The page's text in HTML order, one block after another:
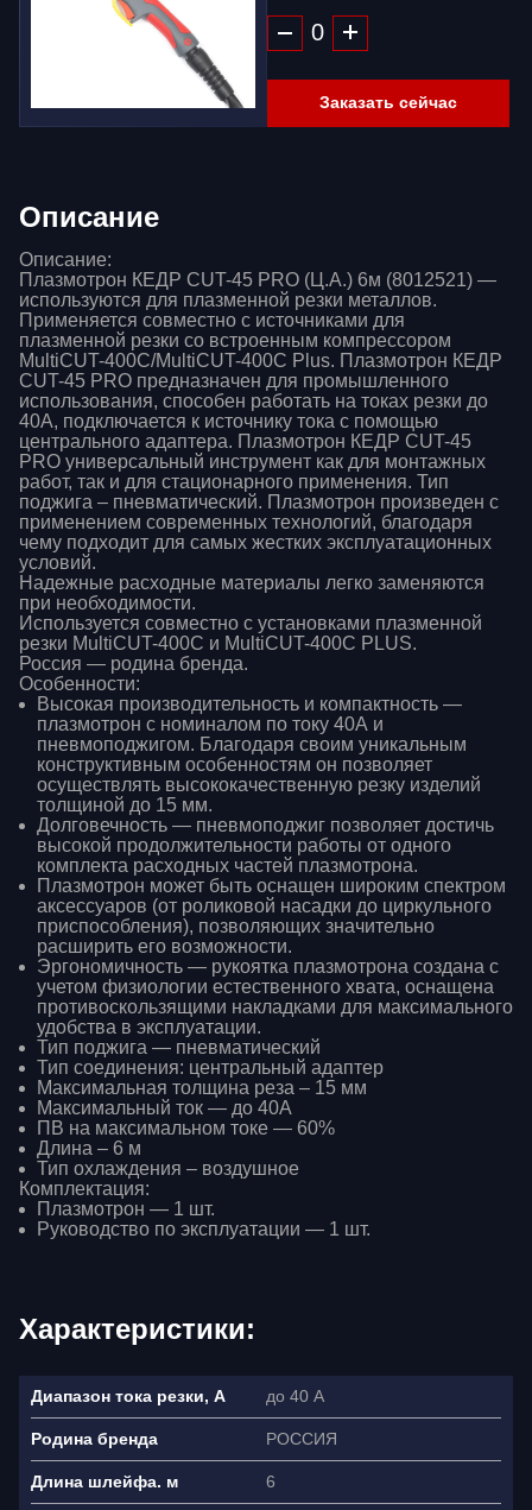
Заказать сейчас
Описание
Описание:
Плазмотрон КЕДР CUT-45 PRO (Ц.А.) 6м (8012521) —
используются для плазменной резки металлов.
Применяется совместно с источниками для
плазменной резки со встроенным компрессором
MultiCUT-400C/MultiCUT-400C Plus. Плазмотрон КЕДР
CUT-45 PRO предназначен для промышленного
использования, способен работать на токах резки до
40А, подключается к источнику тока с помощью
центрального адаптера. Плазмотрон КЕДР CUT-45
PRO универсальный инструмент как для монтажных
работ, так и для стационарного применения. Тип
поджига – пневматический. Плазмотрон произведен с
применением современных технологий, благодаря
чему подходит для самых жестких эксплуатационных
условий.
Надежные расходные материалы легко заменяются
при необходимости.
Используется совместно с установками плазменной
резки MultiCUT-400C и MultiCUT-400C PLUS.
Россия — родина бренда.
Особенности:
Высокая производительность и компактность —
плазмотрон с номиналом по току 40А и
пневмоподжигом. Благодаря своим уникальным
конструктивным особенностям он позволяет
осуществлять высококачественную резку изделий
толщиной до 15 мм.
Долговечность — пневмоподжиг позволяет достичь
высокой продолжительности работы от одного
комплекта расходных частей плазмотрона.
Плазмотрон может быть оснащен широким спектром
аксессуаров (от роликовой насадки до циркульного
приспособления), позволяющих значительно
расширить его возможности.
Эргономичность — рукоятка плазмотрона создана с
учетом физиологии естественного хвата, оснащена
противоскользящими накладками для максимального
удобства в эксплуатации.
Тип поджига — пневматический
Тип соединения: центральный адаптер
Максимальная толщина реза – 15 мм
Максимальный ток — до 40А
ПВ на максимальном токе — 60%
Длина – 6 м
Тип охлаждения – воздушное
Комплектация:
Плазмотрон — 1 шт.
Руководство по эксплуатации — 1 шт.
Характеристики:
Диапазон тока резки, А до 40 А
Родина бренда РОССИЯ
Длина шлейфа. м 6
Ваше имя